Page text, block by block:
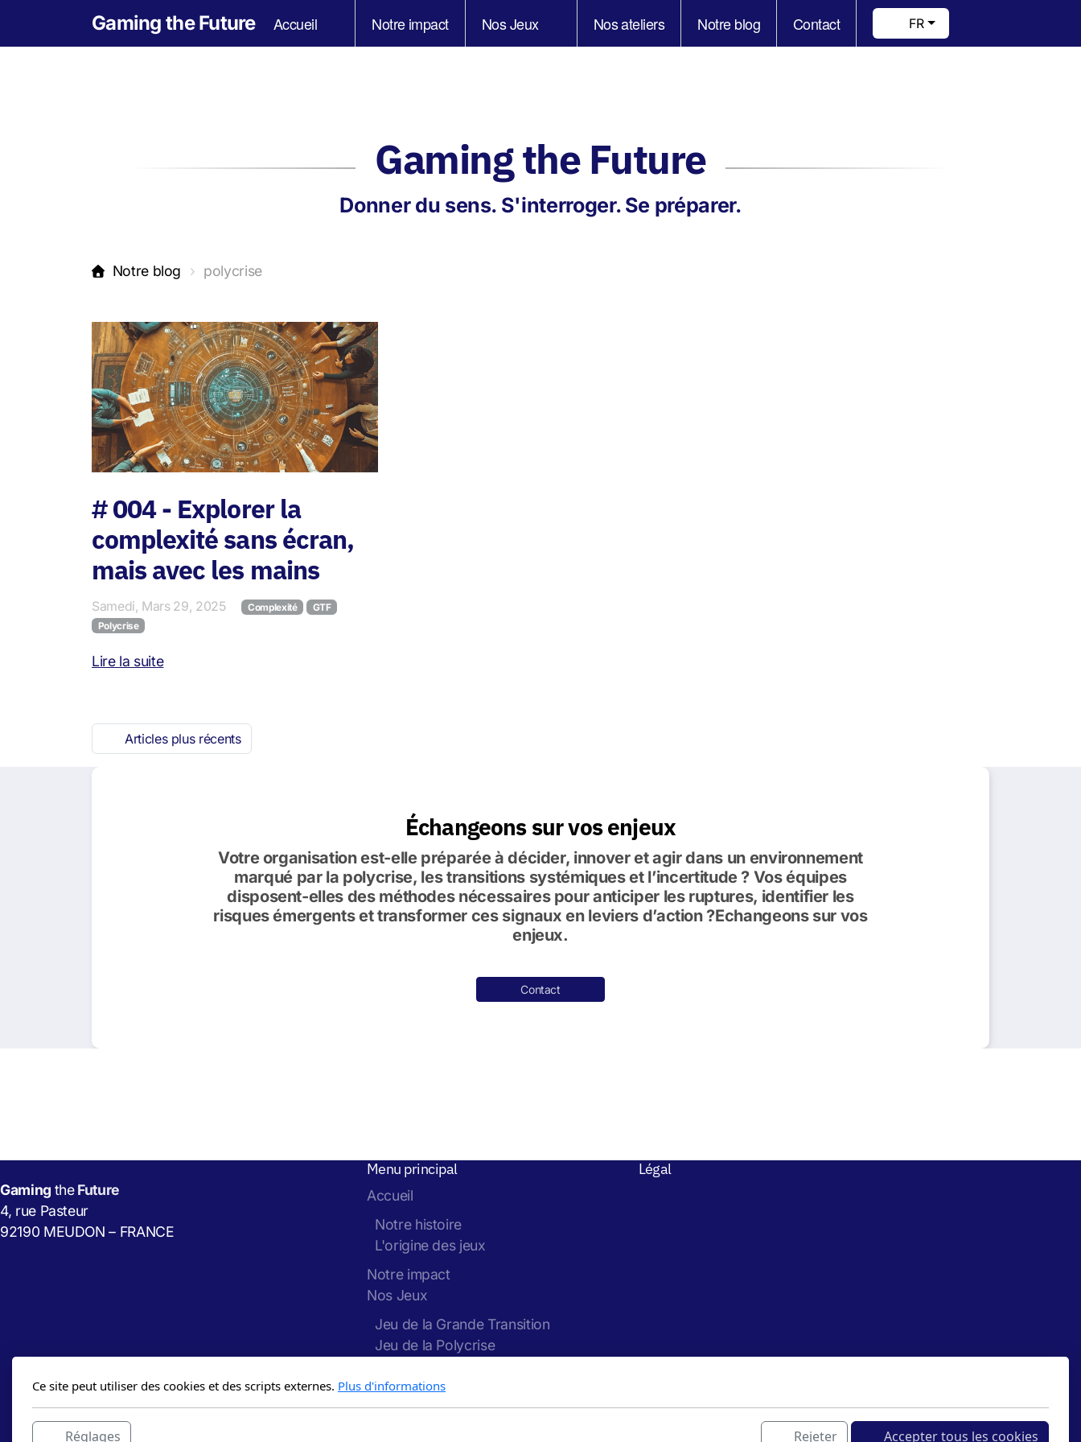
Gaming the Future Accueil Notre impact Nos Jeux Nos ateliers Notre blog Contact FR
Gaming the Future
Donner du sens. S'interroger. Se préparer.
Notre blog polycrise
# 004 - Explorer la
complexité sans écran,
mais avec les mains
Samedi, Mars 29, 2025 Complexité
GTF
Polycrise
Lire la suite
Articles plus récents
Échangeons sur vos enjeux
Votre organisation est-elle préparée à décider, innover et agir dans un environnement
marqué par la polycrise, les transitions systémiques et l’incertitude ? Vos équipes
disposent-elles des méthodes nécessaires pour anticiper les ruptures, identifier les
risques émergents et transformer ces signaux en leviers d’action ?Echangeons sur vos
enjeux.
Contact
Gaming theFuture
4, rue Pasteur
92190 MEUDON – FRANCE
Menu principal
Accueil
Notre histoire
L'origine des jeux
Notre impact
Nos Jeux
Jeu de la Grande Transition
Jeu de la Polycrise
Notre blog
Légal
Ce site peut utiliser des cookies et des scripts externes. Plus d'informations
Réglages Rejeter Accepter tous les cookies